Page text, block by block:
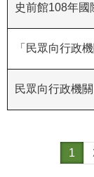
宣
告
權
保
史前館108年國
「民眾向行政
民眾向行政機
1